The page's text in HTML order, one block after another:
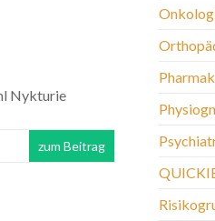
Nykturie
zum Beitrag